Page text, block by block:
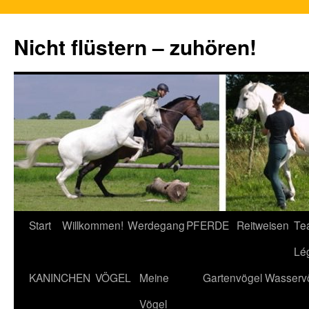
Nicht flüstern – zuhören!
Zum
springen
Start Willkommen! WerdegangPFERDE Reitweisen
KANINCHEN VÖGEL
Meine
Vögel
Gartenvögel